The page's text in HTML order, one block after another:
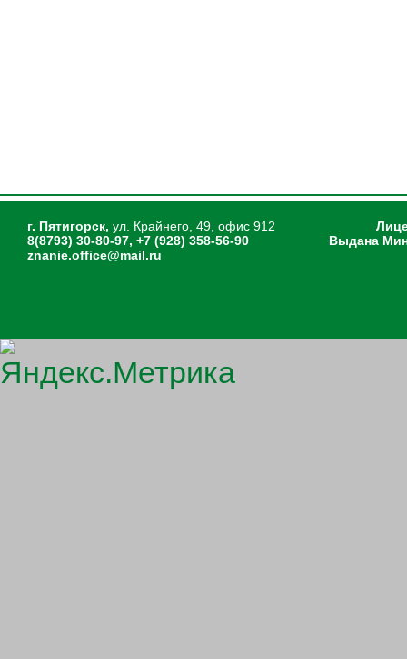
г. Пятигорск, ул. Крайнего, 49, офис 912
8(8793) 30-80-97, +7 (928) 358-56-90
znanie.office@mail.ru
Выдана